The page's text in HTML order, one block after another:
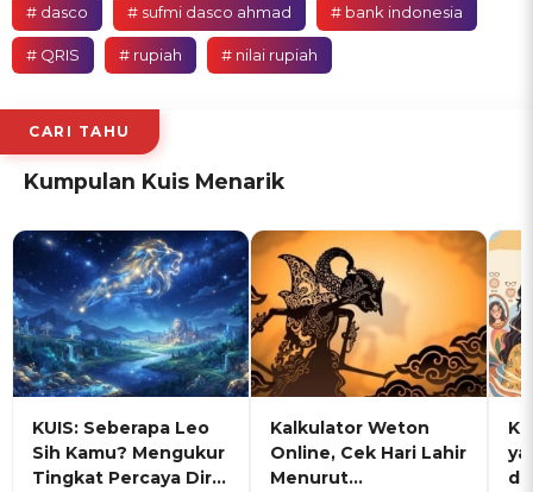
# dasco # sufmi dasco ahmad # bank indonesia
# QRIS # rupiah # nilai rupiah
CARI TAHU
Kumpulan Kuis Menarik
KUIS: Seberapa Leo
Sih Kamu? Mengukur
Tingkat Percaya Diri
Kalkulator Weton
Online, Cek Hari Lahir
Menurut